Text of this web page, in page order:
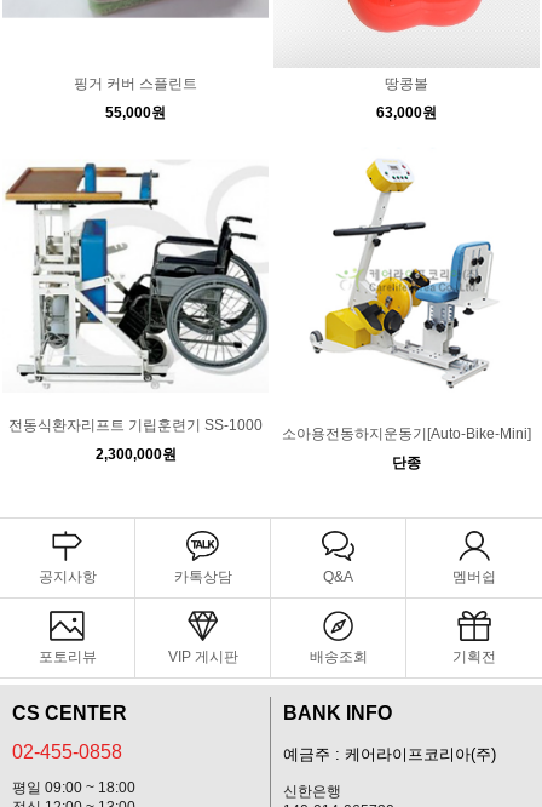
핑거 커버 스플린트
55,000원
땅콩볼
63,000원
전동식환자리프트 기립훈련기 SS-1000
2,300,000원
소아용전동하지운동기[Auto-Bike-Mini]
단종
공지사항 카톡상담 Q&A 멤버쉽
포토리뷰 VIP 게시판 배송조회 기획전
CS CENTER
02-455-0858
평일 09:00 ~ 18:00
BANK INFO
예금주 : 케어라이프코리아(주)
신한은행